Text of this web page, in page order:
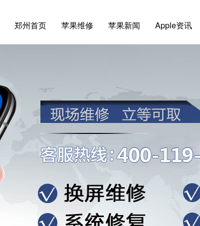
郑州首页 苹果维修 苹果新闻 Apple资讯